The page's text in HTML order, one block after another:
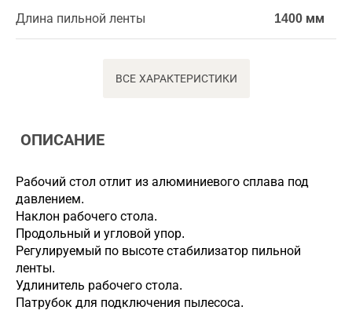
Длина пильной ленты 1400 мм
ВСЕ ХАРАКТЕРИСТИКИ
ОПИСАНИЕ
Рабочий стол отлит из алюминиевого сплава под
давлением.
Наклон рабочего стола.
Продольный и угловой упор.
Регулируемый по высоте стабилизатор пильной
ленты.
Удлинитель рабочего стола.
Патрубок для подключения пылесоса.